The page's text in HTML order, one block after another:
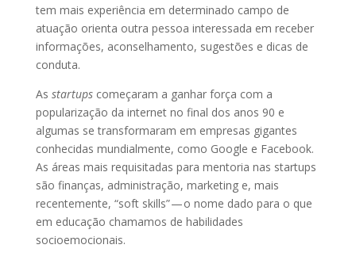
tem mais experiência em determinado campo de
atuação orienta outra pessoa interessada em receber
informações, aconselhamento, sugestões e dicas de
conduta.
As startups começaram a ganhar força com a
popularização da internet no final dos anos 90 e
algumas se transformaram em empresas gigantes
conhecidas mundialmente, como Google e Facebook.
As áreas mais requisitadas para mentoria nas startups
são finanças, administração, marketing e, mais
recentemente, “soft skills” — o nome dado para o que
em educação chamamos de habilidades
socioemocionais.